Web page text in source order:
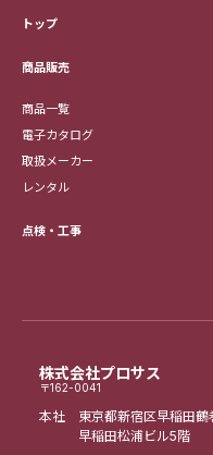
株式会社プロサス
〒162-0041
本社 東京都新宿区早稲田鶴
早稲田松浦ビル5階
トップ
商品販売
商品一覧
電子カタログ
取扱メーカー
レンタル
点検・工事